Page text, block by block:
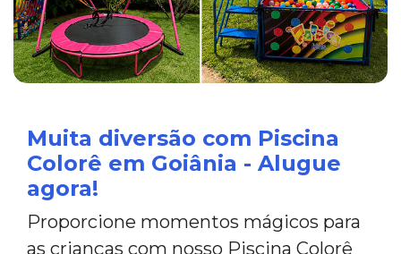
Muita diversão com Piscina
Colorê em Goiânia - Alugue
agora!
Proporcione momentos mágicos para
as crianças com nosso Piscina Colorê